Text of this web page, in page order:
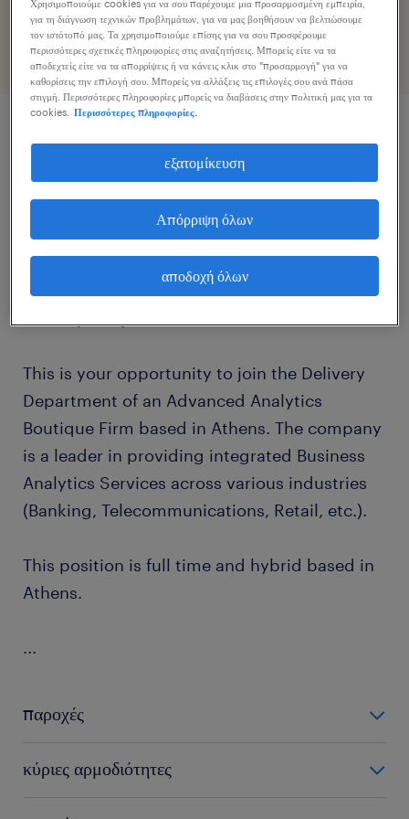
προφίλ σας
περιγραφή εργασίας
Are you an experienced Data Scientist with a
passion for turning raw data into strategic
decisions? Do you possess strong expertise
in Machine Learning and programming (R,
This is your opportunity to join the Delivery
Department of an Advanced Analytics
Boutique Firm based in Athens. The company
is a leader in providing integrated Business
Analytics Services across various industries
(Banking, Telecommunications, Retail, etc.).
This position is full time and hybrid based in
Athens.
...
παροχές
development in a modern and dynamic work
κύριες αρμοδιότητες
Χρησιμοποιούμε cookies για να σου παρέχουμε μια προσαρμοσμένη εμπειρία,
για τη διάγνωση τεχνικών προβλημάτων, για να μας βοηθήσουν να βελτιώσουμε
τον ιστότοπό μας. Τα χρησιμοποιούμε επίσης για να σου προσφέρουμε
περισσότερες σχετικές πληροφορίες στις αναζητήσεις. Μπορείς είτε να τα
αποδεχτείς είτε να τα απορρίψεις ή να κάνεις κλικ στο "προσαρμογή" για να
καθορίσεις την επιλογή σου. Μπορείς να αλλάξεις τις επιλογές σου ανά πάσα
στιγμή. Περισσότερες πληροφορίες μπορείς να διαβάσεις στην πολιτική μας για τα
cookies.
Περισσότερες πληροφορίες.
εξατομίκευση
Απόρριψη όλων
αποδοχή όλων